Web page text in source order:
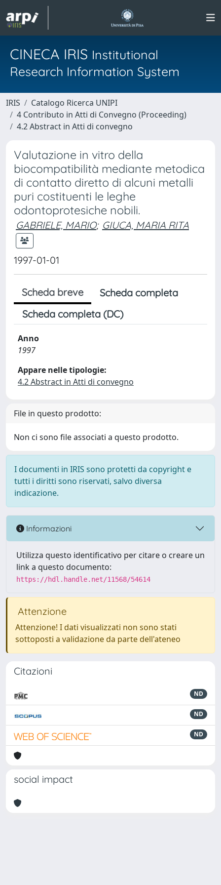
CINECA IRIS Institutional
Research Information System
IRIS
Catalogo Ricerca UNIPI
4 Contributo in Atti di Convegno (Proceeding)
4.2 Abstract in Atti di convegno
Valutazione in vitro della
biocompatibilità mediante metodica
di contatto diretto di alcuni metalli
puri costituenti le leghe
odontoprotesiche nobili.
GABRIELE, MARIO; GIUCA, MARIA RITA
1997-01-01
Scheda breve
Scheda completa
Scheda completa (DC)
Anno
1997
Appare nelle tipologie:
4.2 Abstract in Atti di convegno
File in questo prodotto:
Non ci sono file associati a questo prodotto.
I documenti in IRIS sono protetti da copyright e
tutti i diritti sono riservati, salvo diversa
indicazione.
Informazioni
Utilizza questo identificativo per citare o creare un
link a questo documento:
https://hdl.handle.net/11568/54614
Attenzione
Attenzione! I dati visualizzati non sono stati
sottoposti a validazione da parte dell'ateneo
Citazioni
ND
ND
ND
social impact